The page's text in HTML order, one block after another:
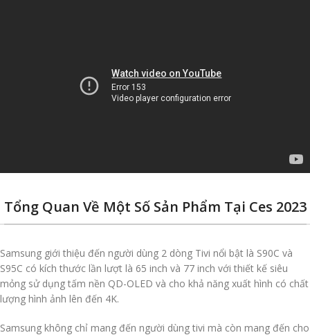
Tổng Quan Về Một Số Sản Phẩm Tại Ces 2023
Samsung giới thiệu đến người dùng 2 dòng Tivi nổi bật là S90C và
S95C có kích thước lần lượt là 65 inch và 77 inch với thiết kế siêu
mỏng sử dụng tấm nền QD-OLED và cho khả năng xuất hình có chất
lượng hình ảnh lên đến 4K.
Samsung không chỉ mang đến người dùng tivi mà còn mang đến cho